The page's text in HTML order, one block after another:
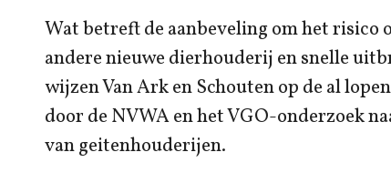
Wat betreft de aanbeveling om het risico
andere nieuwe dierhouderij en snelle
wijzen Van Ark en Schouten op de al
door de NVWA en het VGO-onderzoek
van geitenhouderijen.